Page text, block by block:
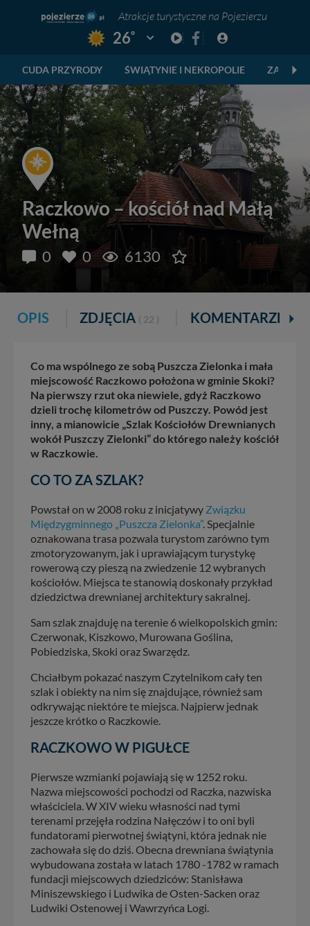
Atrakcje turystyczne na Pojezierzu
26° Pogoda: Gniezno
CUDA PRZYRODY ŚWIĄTYNIE I NEKROPOLIE ZABYTKI
Raczkowo – kościół nad Małą
Wełną
0 0 6130
OPIS ZDJĘCIA ( 22 ) KOMENTARZE
Co ma wspólnego ze sobą Puszcza Zielonka i mała
miejscowość Raczkowo położona w gminie Skoki?
Na pierwszy rzut oka niewiele, gdyż Raczkowo
dzieli trochę kilometrów od Puszczy. Powód jest
inny, a mianowicie „Szlak Kościołów Drewnianych
wokół Puszczy Zielonki” do którego należy kościół
w Raczkowie.
CO TO ZA SZLAK?
Powstał on w 2008 roku z inicjatywy Związku
Międzygminnego „Puszcza Zielonka”. Specjalnie
oznakowana trasa pozwala turystom zarówno tym
zmotoryzowanym, jak i uprawiającym turystykę
rowerową czy pieszą na zwiedzenie 12 wybranych
kościołów. Miejsca te stanowią doskonały przykład
dziedzictwa drewnianej architektury sakralnej.
Sam szlak znajduję na terenie 6 wielkopolskich gmin:
Czerwonak, Kiszkowo, Murowana Goślina,
Pobiedziska, Skoki oraz Swarzędz.
Chciałbym pokazać naszym Czytelnikom cały ten
szlak i obiekty na nim się znajdujące, również sam
odkrywając niektóre te miejsca. Najpierw jednak
jeszcze krótko o Raczkowie.
RACZKOWO W PIGUŁCE
Pierwsze wzmianki pojawiają się w 1252 roku.
Nazwa miejscowości pochodzi od Raczka, nazwiska
właściciela. W XIV wieku własności nad tymi
terenami przejęła rodzina Nałęczów i to oni byli
fundatorami pierwotnej świątyni, która jednak nie
zachowała się do dziś. Obecna drewniana świątynia
wybudowana została w latach 1780 -1782 w ramach
fundacji miejscowych dziedziców: Stanisława
Miniszewskiego i Ludwika de Osten-Sacken oraz
Ludwiki Ostenowej i Wawrzyńca Logi.